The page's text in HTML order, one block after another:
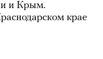
и Крым.
крае